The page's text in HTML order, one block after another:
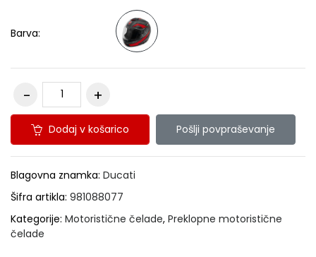
Barva:
Dodaj v košarico Pošlji povpraševanje
Blagovna znamka: Ducati
Šifra artikla: 981088077
Kategorije: Motoristične čelade, Preklopne motoristične
čelade